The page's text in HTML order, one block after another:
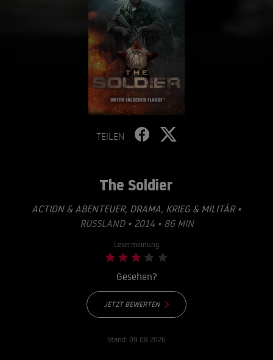
TEILEN
The Soldier
ACTION & ABENTEUER, DRAMA, KRIEG & MILITÄR•
RUSSLAND • 2014 • 86 MIN
Lesermeinung
Gesehen?
JETZT BEWERTEN
Stand: 09.08.2026